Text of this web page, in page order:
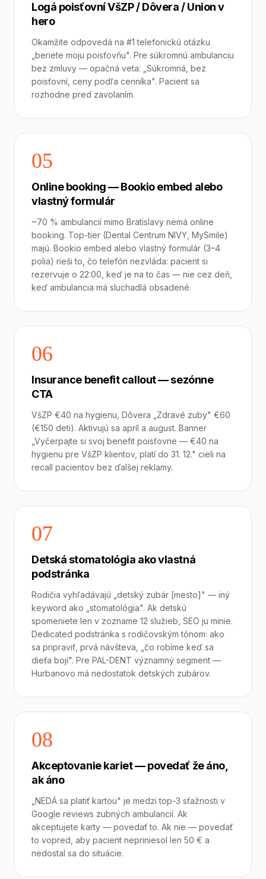
Logá poisťovní VšZP / Dôvera / Union v
hero
Okamžite odpovedá na #1 telefonickú otázku
„beriete moju poisťovňu". Pre súkromnú ambulanciu
bez zmluvy — opačná veta: „Súkromná, bez
poisťovní, ceny podľa cenníka". Pacient sa
rozhodne pred zavolaním.
05
Online booking — Bookio embed alebo
vlastný formulár
~70 % ambulancií mimo Bratislavy nemá online
booking. Top-tier (Dental Centrum NIVY, MySmile)
majú. Bookio embed alebo vlastný formulár (3–4
polia) rieši to, čo telefón nezvláda: pacient si
rezervuje o 22:00, keď je na to čas — nie cez deň,
keď ambulancia má sluchadlá obsadené.
06
Insurance benefit callout — sezónne
CTA
VšZP €40 na hygienu, Dôvera „Zdravé zuby" €60
(€150 deti). Aktivujú sa apríl a august. Banner
„Vyčerpajte si svoj benefit poisťovne — €40 na
hygienu pre VšZP klientov, platí do 31. 12." cieli na
recall pacientov bez ďalšej reklamy.
07
Detská stomatológia ako vlastná
podstránka
Rodičia vyhľadávajú „detský zubár [mesto]" — iný
keyword ako „stomatológia". Ak detskú
spomeniete len v zozname 12 služieb, SEO ju minie.
Dedicated podstránka s rodičovským tónom: ako
sa pripraviť, prvá návšteva, „čo robíme keď sa
dieťa bojí". Pre PAL-DENT významný segment —
Hurbanovo má nedostatok detských zubárov.
08
Akceptovanie kariet — povedať že áno,
ak áno
„NEDÁ sa platiť kartou" je medzi top-3 sťažnosti v
Google reviews zubných ambulancií. Ak
akceptujete karty — povedať to. Ak nie — povedať
to vopred, aby pacient nepriniesol len 50 € a
nedostal sa do situácie.